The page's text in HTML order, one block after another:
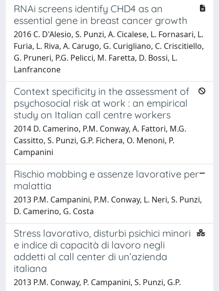
RNAi screens identify CHD4 as an
essential gene in breast cancer growth
2016 C. D'Alesio, S. Punzi, A. Cicalese, L. Fornasari, L.
Furia, L. Riva, A. Carugo, G. Curigliano, C. Criscitiello,
G. Pruneri, P.G. Pelicci, M. Faretta, D. Bossi, L.
Lanfrancone
Context specificity in the assessment of
psychosocial risk at work : an empirical
study on Italian call centre workers
2014 D. Camerino, P.M. Conway, A. Fattori, M.G.
Cassitto, S. Punzi, G.P. Fichera, O. Menoni, P.
Campanini
Rischio mobbing e assenze lavorative per
malattia
2013 P.M. Campanini, P.M. Conway, L. Neri, S. Punzi,
D. Camerino, G. Costa
Stress lavorativo, disturbi psichici minori
e indice di capacità di lavoro negli
addetti al call center di un’azienda
italiana
2013 P.M. Conway, P. Campanini, S. Punzi, G.P.